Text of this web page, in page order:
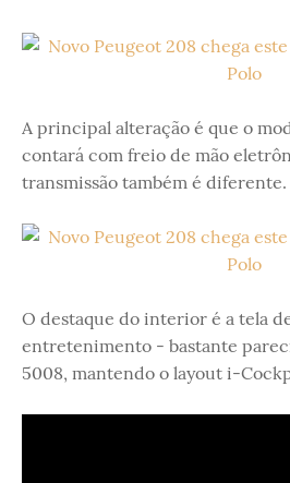
A principal alteração é que o
contará com freio de mão
transmissão também é diferente.
O destaque do interior é a tela
entretenimento - bastante
5008, mantendo o layout i-